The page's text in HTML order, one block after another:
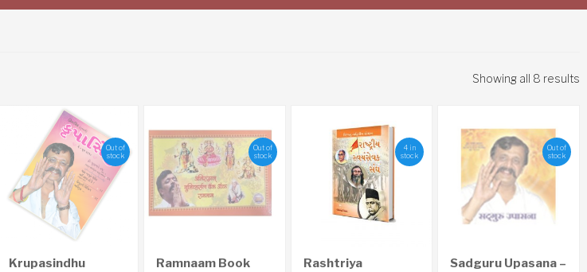
Showing all 8 results
Out of
stock
Krupasindhu
Out of
stock
Ramnaam Book
4 in
stock
Rashtriya
Out of
stock
Sadguru Upasana –